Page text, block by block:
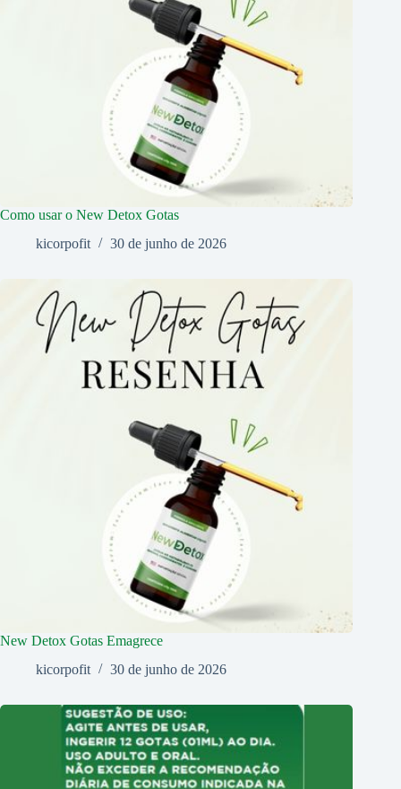
Como usar o New Detox Gotas
kicorpofit
30 de junho de 2026
New Detox Gotas Emagrece
kicorpofit
30 de junho de 2026